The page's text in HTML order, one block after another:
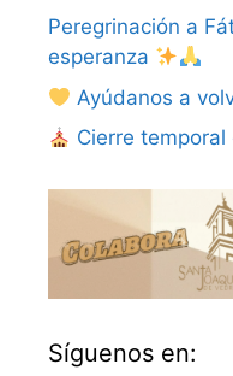
Peregrinación a
esperanza
Ayúdanos a
Cierre
Síguenos en: